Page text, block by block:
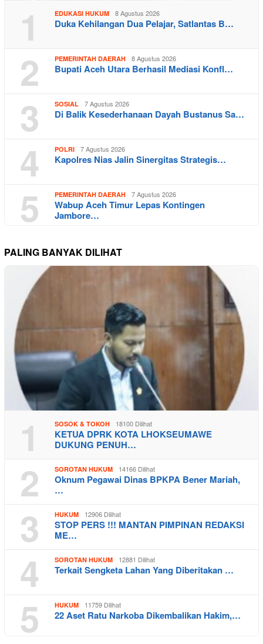
1 EDUKASI HUKUM 8 Agustus 2026
Duka Kehilangan Dua Pelajar, Satlantas B…
2 PEMERINTAH DAERAH 8 Agustus 2026
Bupati Aceh Utara Berhasil Mediasi Konfl…
3 SOSIAL 7 Agustus 2026
Di Balik Kesederhanaan Dayah Bustanus Sa…
4 POLRI 7 Agustus 2026
Kapolres Nias Jalin Sinergitas Strategis…
5 PEMERINTAH DAERAH 7 Agustus 2026
Wabup Aceh Timur Lepas Kontingen
Jambore…
PALING BANYAK DILIHAT
1 SOSOK & TOKOH 18100 Dilihat
KETUA DPRK KOTA LHOKSEUMAWE
DUKUNG PENUH…
2 SOROTAN HUKUM 14166 Dilihat
Oknum Pegawai Dinas BPKPA Bener Mariah,
…
3 HUKUM 12906 Dilihat
STOP PERS !!! MANTAN PIMPINAN REDAKSI
ME…
4 SOROTAN HUKUM 12881 Dilihat
Terkait Sengketa Lahan Yang Diberitakan …
5 HUKUM 11759 Dilihat
22 Aset Ratu Narkoba Dikembalikan Hakim,…